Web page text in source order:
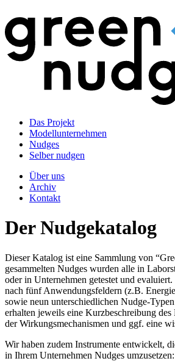
Das Projekt
Modellunternehmen
Nudges
Selber nudgen
Über uns
Archiv
Kontakt
Der Nudgekatalog
Dieser Katalog ist eine Sammlung von
gesammelten Nudges wurden alle in
oder in Unternehmen getestet und
nach fünf Anwendungsfeldern (z.B.
sowie neun unterschiedlichen Nudge-
erhalten jeweils eine Kurzbeschreibung des
der Wirkungsmechanismen und ggf. eine
Wir haben zudem Instrumente entwickelt,
in Ihrem Unternehmen Nudges umzusetzen: